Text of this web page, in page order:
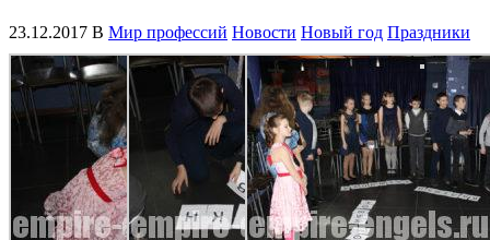
23.12.2017 В Мир профессий Новости Новый год Праздники